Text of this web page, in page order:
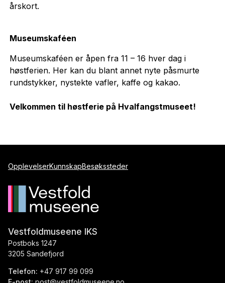
årskort.
Museumskaféen
Museumskaféen er åpen fra 11 – 16 hver dag i
høstferien. Her kan du blant annet nyte påsmurte
rundstykker, nystekte vafler, kaffe og kakao.
Velkommen til høstferie på Hvalfangstmuseet!
OpplevelserKunnskapBesøkssteder
Vestfoldmuseene IKS
Postboks 1247
3205 Sandefjord
Telefon: +47 917 99 099